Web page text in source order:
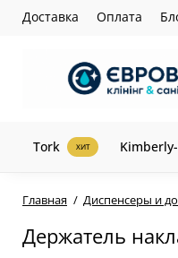
Доставка Оплата
Tork ХИТ
Главная Диспенсеры и
Держатель